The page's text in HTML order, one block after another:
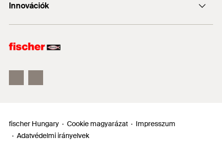
fischertechnik
Innovációk
ULTRACUT FBS II
fischer Hungary Cookie magyarázat
Impresszum
Adatvédelmi irányelvek